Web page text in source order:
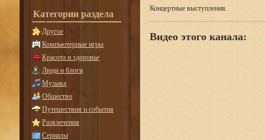
Категории раздела
Другое
Компьютерные игры
Красота и здоровье
Люди и блоги
Музыка
Общество
Путешествия и события
Развлечения
Сериалы
Концертные выступления.
Видео этого канала: